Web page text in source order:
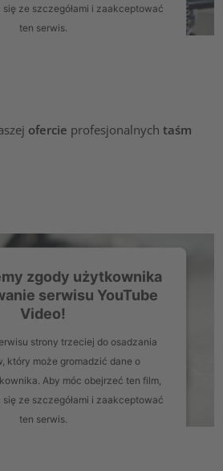
ze szczegółami i zaakceptować
ten serwis.
Consent Management Platform
ofercie profesjonalnych taśm
zgody użytkownika
serwisu YouTube
Video!
strony trzeciej do osadzania
który może gromadzić dane o
Aby móc obejrzeć ten film,
ze szczegółami i zaakceptować
ten serwis.